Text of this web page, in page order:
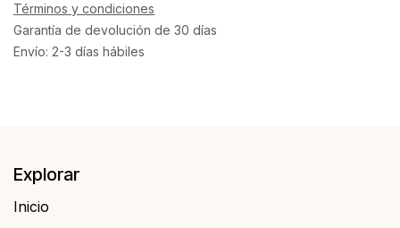
Términos y condiciones
Garantía de devolución de 30 días
Envío: 2-3 días hábiles
Explorar
Inicio